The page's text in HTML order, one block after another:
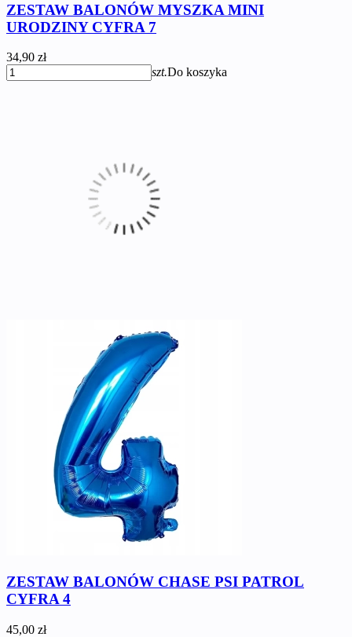
ZESTAW BALONÓW MYSZKA MINI
URODZINY CYFRA 7
34,90 zł
szt.Do koszyka
ZESTAW BALONÓW CHASE PSI PATROL
CYFRA 4
45,00 zł